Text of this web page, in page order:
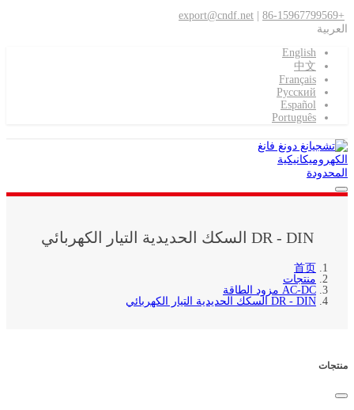
+86-15967799569
export@cndf.net
العربية
English
中文
Français
Pусский
Español
Português
DR - DIN السكك الحديدية التيار الكهربائي
首页
منتجات
AC-DC مزود الطاقة
DR - DIN السكك الحديدية التيار الكهربائي
منتجات